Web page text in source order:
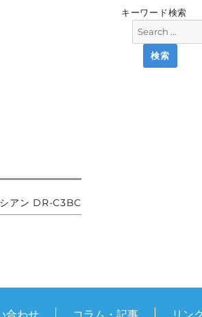
アン DR-C3BC
キーワード検索
合わせ コラム・記事 リンク